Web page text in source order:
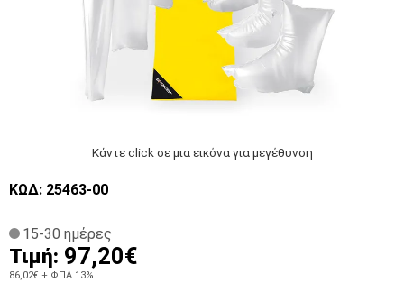
Κάντε click σε μια εικόνα για μεγέθυνση
ΚΩΔ: 25463-00
15-30 ημέρες
Τιμή: 97,20€
86,02€ + ΦΠΑ 13%